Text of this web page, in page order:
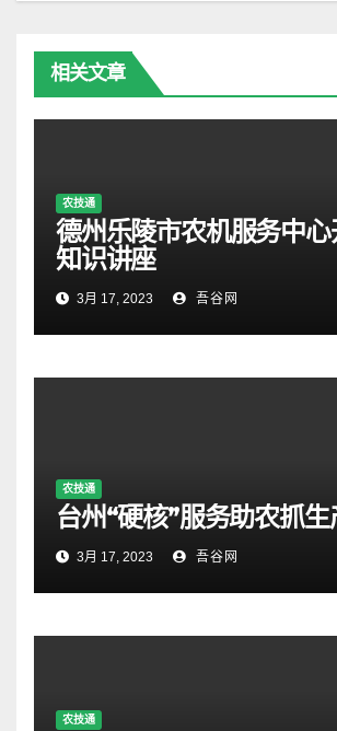
相关文章
农技通
德州乐陵市农机服务中
知识讲座
3月 17, 2023 吾谷网
农技通
台州“硬核”服务助农抓生
3月 17, 2023 吾谷网
农技通